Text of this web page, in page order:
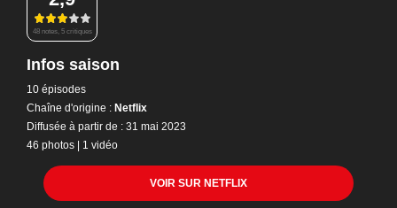
48 notes, 5 critiques
Infos saison
10 épisodes
Chaîne d'origine : Netflix
Diffusée à partir de : 31 mai 2023
46 photos | 1 vidéo
VOIR SUR NETFLIX